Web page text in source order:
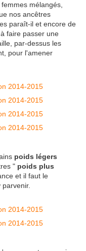
mélangés,
nos ancêtres
paraît-il et encore de
faire passer une
par-dessus les
pour l'amener
poids légers
" poids plus
et il faut le